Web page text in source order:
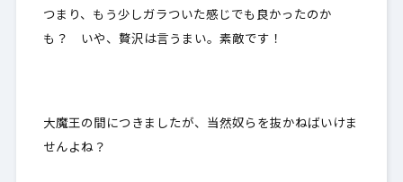
つまり、もう少しガラついた感じでも良かったのか
も？ いや、贅沢は言うまい。素敵です！
大魔王の間につきましたが、当然奴らを抜かねばいけま
せんよね？